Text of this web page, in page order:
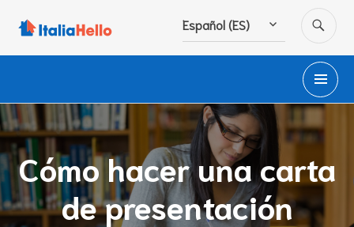
Español (ES)
Cómo hacer una carta
de presentación